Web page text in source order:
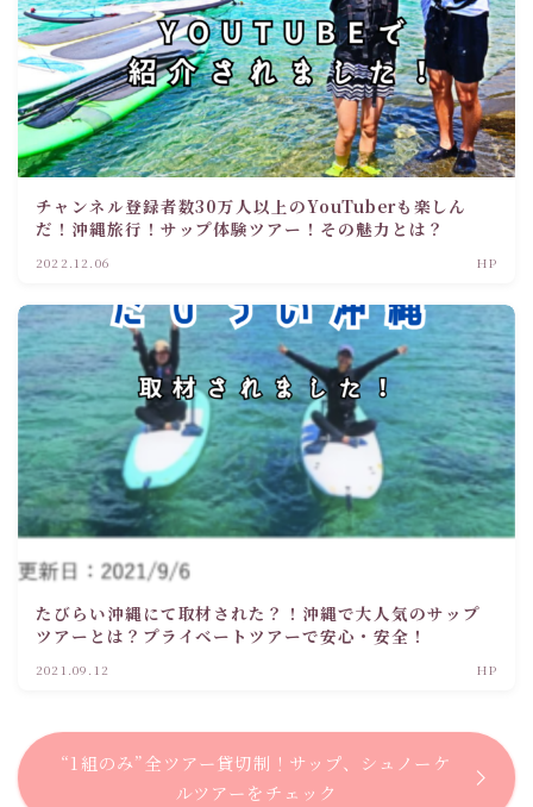
チャンネル登録者数30万人以上のYouTuberも楽しん
だ！沖縄旅行！サップ体験ツアー！その魅力とは？
2022.12.06 HP
たびらい沖縄にて取材された？！沖縄で大人気のサップ
ツアーとは？プライベートツアーで安心・安全！
2021.09.12 HP
“1組のみ”全ツアー貸切制！サップ、シュノーケ
ルツアーをチェック